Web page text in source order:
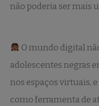
não poderia ser mais
O mundo digital
adolescentes negras
nos espaços virtuais,
como ferramenta de